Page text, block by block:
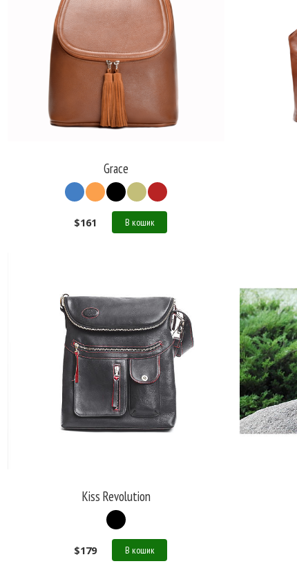
Grace
$161 В кошик
Kiss Revolution
$179 В кошик